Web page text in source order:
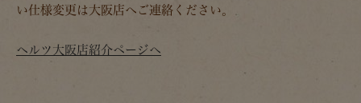
い仕様変更は大阪店へご連絡ください。
ヘルツ大阪店紹介ページへ